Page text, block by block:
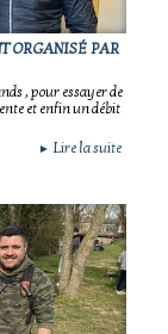
ORGANISÉ PAR
, pour essayer de
et enfin un débit
► Lire la suite